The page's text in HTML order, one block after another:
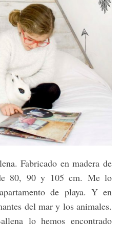
Fabricado en madera de
80, 90 y 105 cm. Me lo
de playa. Y en
del mar y los animales.
lo hemos encontrado